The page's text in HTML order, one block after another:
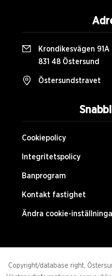
Cookiepolicy
Integritetspolicy
Banprogram
Kontakt fastighet
Ändra cookie-
Krondikesvägen 91A
831 48 Östersund
Östersundstravet
Copyright/database right,